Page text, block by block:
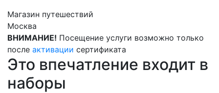
Магазин путешествий
Москва
ВНИМАНИЕ! Посещение услуги возможно только
после активации сертификата
Это впечатление входит в
наборы